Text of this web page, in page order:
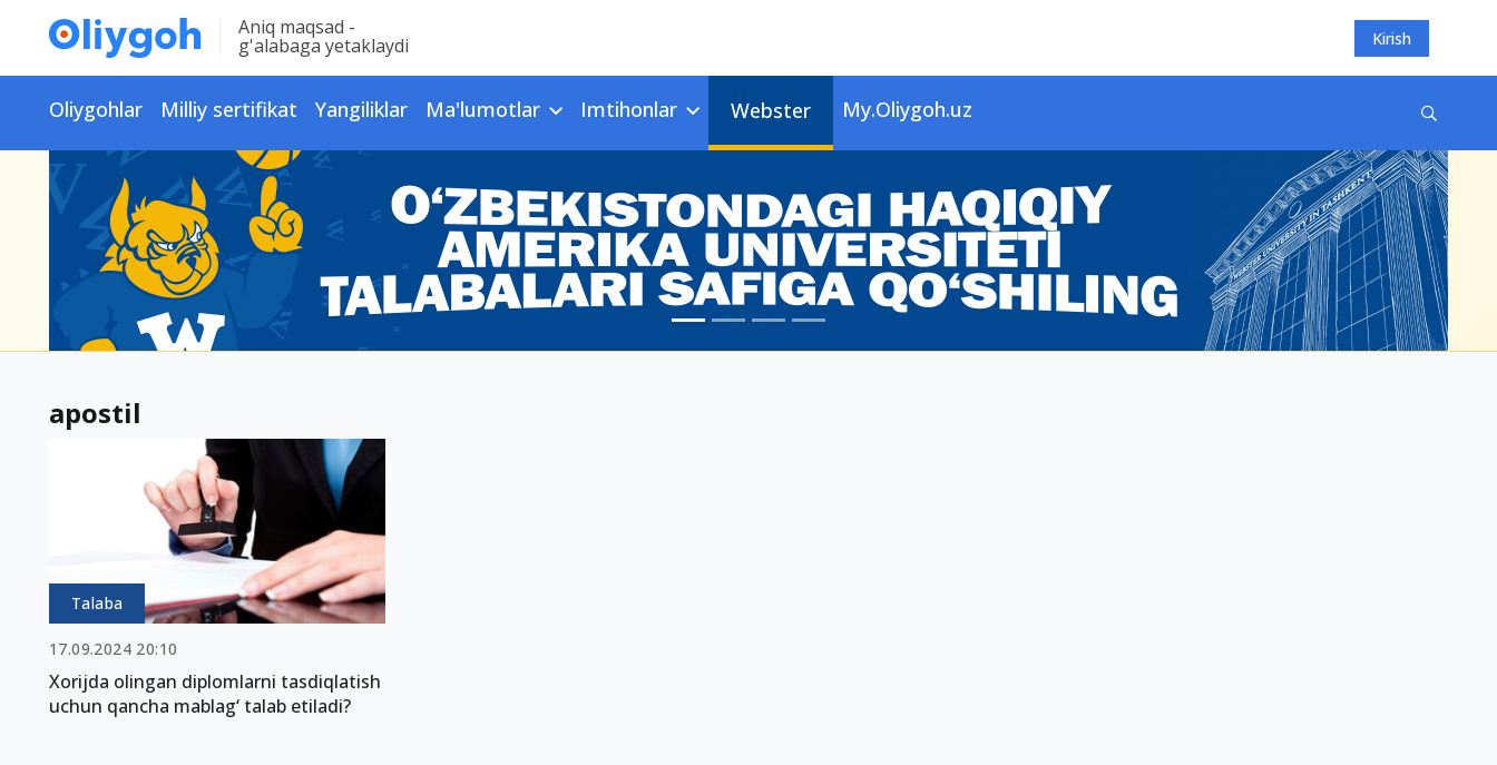
Aniq maqsad -
g'alabaga yetaklaydi Kirish
Oliygohlar Milliy sertifikat Yangiliklar Ma'lumotlar Imtihonlar Webster My.Oliygoh.uz
apostil
Talaba
17.09.2024 20:10
Xorijda olingan diplomlarni tasdiqlatish
uchun qancha mablag‘ talab etiladi?